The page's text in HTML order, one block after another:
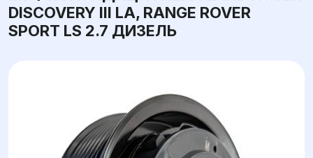
DISCOVERY III LA, RANGE ROVER
SPORT LS 2.7 ДИЗЕЛЬ